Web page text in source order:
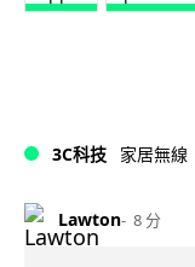
3C科技 家居無線
Lawton 8 分